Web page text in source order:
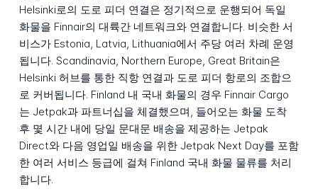
Helsinki로의 도로 피더 연결은 정기적으로 운행되어 독일
화물을 Finnair의 대륙간 네트워크와 연결합니다. 비슷한 서
비스가 Estonia, Latvia, Lithuania에서 주당 여러 차례 운영
됩니다. Scandinavia, Northern Europe, Great Britain은
Helsinki 허브를 통한 직항 연결과 도로 피더 항로의 조합으
로 커버됩니다. Finland 내 국내 화물의 경우 Finnair Cargo
는 Jetpak과 파트너십을 체결했으며, 들어오는 화물 도착
후 몇 시간 내에 당일 문대문 배송을 제공하는 Jetpak
Direct와 다음 영업일 배송을 위한 Jetpak Next Day를 포함
한 여러 서비스 등급에 걸쳐 Finland 국내 화물 물류를 처리
합니다.